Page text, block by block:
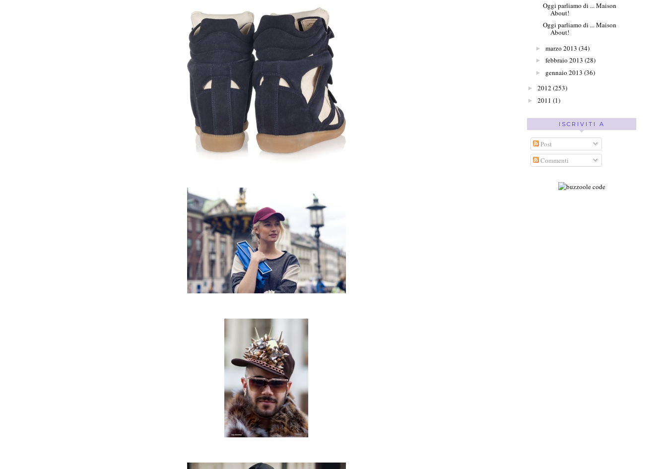
Oggi parliamo di ... Maison
About!
Oggi parliamo di ... Maison
About!
► marzo 2013 (34)
► febbraio 2013 (28)
► gennaio 2013 (36)
► 2012 (253)
► 2011 (1)
ISCRIVITI A
Post
Commenti